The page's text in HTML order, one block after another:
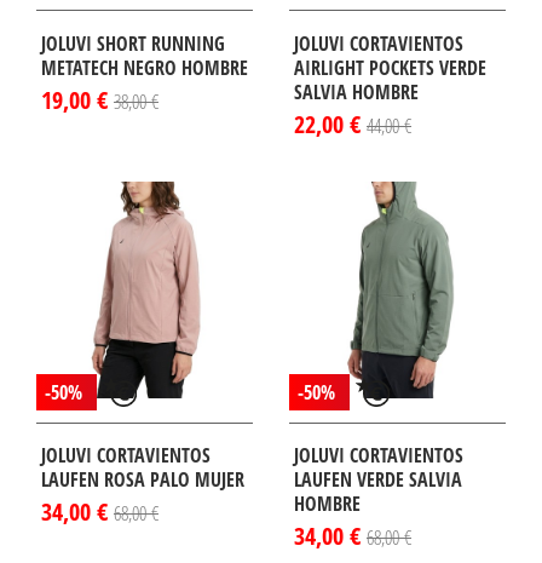
JOLUVI SHORT RUNNING
METATECH NEGRO HOMBRE
19,00 € 38,00 €
JOLUVI CORTAVIENTOS
AIRLIGHT POCKETS VERDE
SALVIA HOMBRE
22,00 € 44,00 €
-50%
JOLUVI CORTAVIENTOS
LAUFEN ROSA PALO MUJER
34,00 € 68,00 €
-50%
JOLUVI CORTAVIENTOS
LAUFEN VERDE SALVIA
HOMBRE
34,00 € 68,00 €